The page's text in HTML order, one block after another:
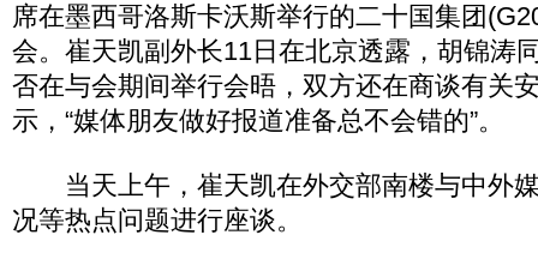
席在墨西哥洛斯卡沃斯举行的二十国集团
会。崔天凯副外长11日在北京透露，胡锦涛
否在与会期间举行会晤，双方还在商谈有关
示，“媒体朋友做好报道准备总不会错的”。
当天上午，崔天凯在外交部南楼与中外
况等热点问题进行座谈。